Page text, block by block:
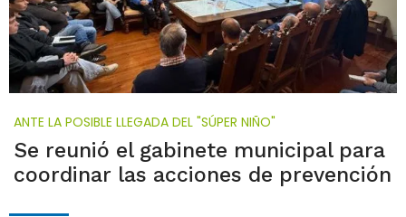
ANTE LA POSIBLE LLEGADA DEL "SÚPER NIÑO"
Se reunió el gabinete municipal para
coordinar las acciones de prevención